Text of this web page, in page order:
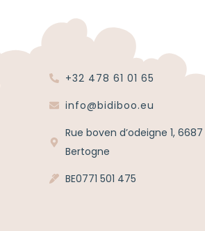
+32 478 61 01 65
info@bidiboo.eu
Rue boven d’odeigne 1, 6687
Bertogne
BE0771 501 475